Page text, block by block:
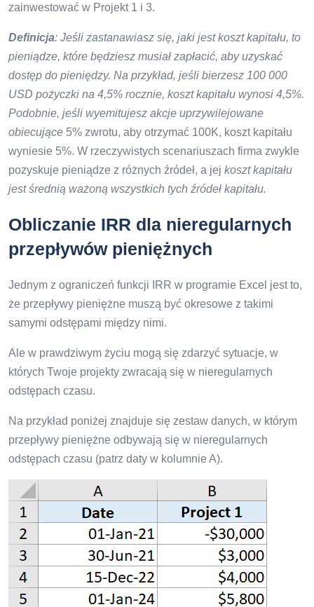
zainwestować w Projekt 1 i 3.
Definicja: Jeśli zastanawiasz się, jaki jest koszt kapitału, to
pieniądze, które będziesz musiał zapłacić, aby uzyskać
dostęp do pieniędzy. Na przykład, jeśli bierzesz 100 000
USD pożyczki na 4,5% rocznie, koszt kapitału wynosi 4,5%.
Podobnie, jeśli wyemitujesz akcje uprzywilejowane
obiecujące 5% zwrotu, aby otrzymać 100K, koszt kapitału
wyniesie 5%. W rzeczywistych scenariuszach firma zwykle
pozyskuje pieniądze z różnych źródeł, a jej koszt kapitału
jest średnią ważoną wszystkich tych źródeł kapitału.
Obliczanie IRR dla nieregularnych
przepływów pieniężnych
Jednym z ograniczeń funkcji IRR w programie Excel jest to,
że przepływy pieniężne muszą być okresowe z takimi
samymi odstępami między nimi.
Ale w prawdziwym życiu mogą się zdarzyć sytuacje, w
których Twoje projekty zwracają się w nieregularnych
odstępach czasu.
Na przykład poniżej znajduje się zestaw danych, w którym
przepływy pieniężne odbywają się w nieregularnych
odstępach czasu (patrz daty w kolumnie A).